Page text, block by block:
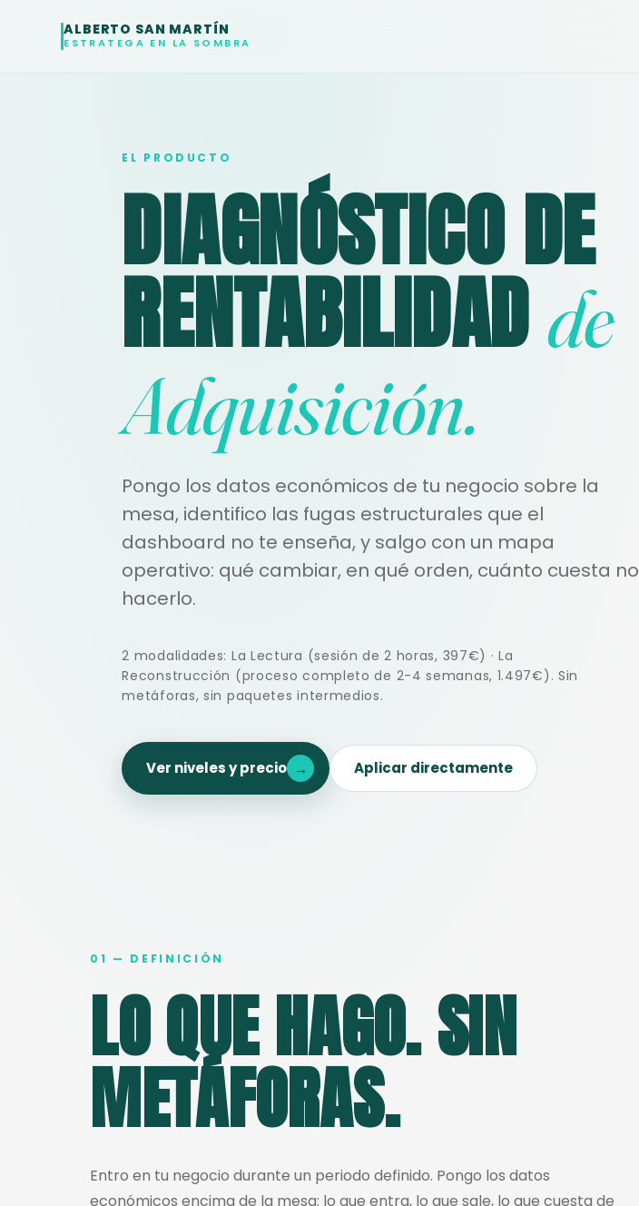
ALBERTO SAN MARTÍN
ESTRATEGA EN LA SOMBRA
EL PRODUCTO
DIAGNÓSTICO DE
RENTABILIDADde
Adquisición.
Pongo los datos económicos de tu negocio sobre la
mesa, identifico las fugas estructurales que el
dashboard no te enseña, y salgo con un mapa
operativo: qué cambiar, en qué orden, cuánto cuesta no
hacerlo.
2 modalidades: La Lectura (sesión de 2 horas, 397€) · La
Reconstrucción (proceso completo de 2-4 semanas, 1.497€). Sin
metáforas, sin paquetes intermedios.
Ver niveles y precio → Aplicar directamente
01 — DEFINICIÓN
LO QUE HAGO. SIN
METÁFORAS.
Entro en tu negocio durante un periodo definido. Pongo los datos
económicos encima de la mesa: lo que entra, lo que sale, lo que cuesta de